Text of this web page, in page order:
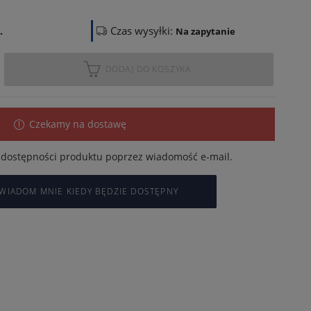
Czas wysyłki: Na zapytanie
DODAJ DO KOSZYKA
Czekamy na dostawę
produktu poprzez wiadomość e-mail.
MNIE KIEDY BĘDZIE DOSTĘPNY